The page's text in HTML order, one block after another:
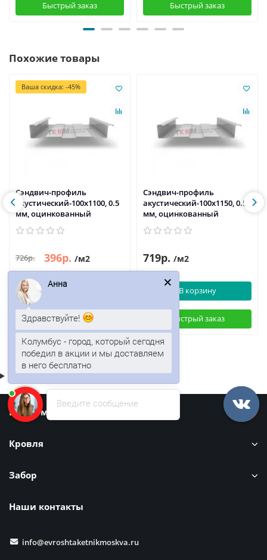
Быстрый заказ Быстрый заказ
Похожие товары
Ваша скидка: -45%
Сэндвич-профиль
акустический-100х1100, 0.5
мм, оцинкованный
726р. 396р. /м2
Быстрый заказ
Сэндвич-профиль
акустический-100х1150, 0.5
мм, оцинкованный
719р. /м2
В корзину
Быстрый заказ
Информация
Кровля
Забор
Наши контакты
info@evroshtaketnikmoskva.ru
Введите сообщение
Анна
Здравствуйте!
Колумбус - город, который сегодня
победил в акции и мы доставляем
в него бесплатно